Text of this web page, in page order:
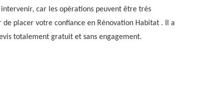
car les opérations peuvent être très
placer votre confiance en Rénovation Habitat . Il a
totalement gratuit et sans engagement.